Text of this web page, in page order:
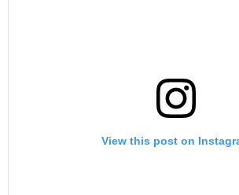
View this post on